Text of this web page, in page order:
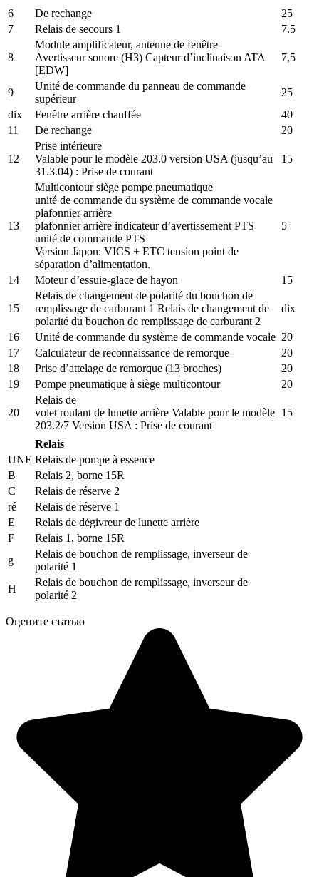
6 De rechange
25
7
Relais de secours 1 7.5
8
Module amplificateur, antenne de fenêtre
Avertisseur sonore (H3) Capteur d’inclinaison ATA
[EDW]
7,5
9
Unité de commande du panneau de commande
supérieur
25
dix
Fenêtre arrière chauffée
40
11
De rechange 20
12
Prise intérieure
Valable pour le modèle 203.0 version USA (jusqu’au
31.3.04) : Prise de courant
15
13
Multicontour siège pompe pneumatique
unité de commande du système de commande vocale
plafonnier arrière
plafonnier arrière indicateur d’avertissement PTS
unité de commande PTS
Version Japon: VICS + ETC tension point de
séparation d’alimentation.
5
14 Moteur d’essuie-glace de hayon 15
15
Relais de changement de polarité du bouchon de
remplissage de carburant 1 Relais de changement de
polarité du bouchon de remplissage de carburant 2
dix
16 Unité de commande du système de commande vocale 20
17
Calculateur de reconnaissance de remorque
20
18
Prise d’attelage de remorque (13 broches)
20
19
Pompe pneumatique à siège multicontour 20
20
Relais de
volet roulant de lunette arrière Valable pour le modèle
203.2/7 Version USA : Prise de courant
15
Relais
UNE Relais de pompe à essence
B
Relais 2, borne 15R
C
Relais de réserve 2
ré
Relais de réserve 1
E
Relais de dégivreur de lunette arrière
F
Relais 1, borne 15R
g
Relais de bouchon de remplissage, inverseur de
polarité 1
H
Relais de bouchon de remplissage, inverseur de
polarité 2
Оцените статью